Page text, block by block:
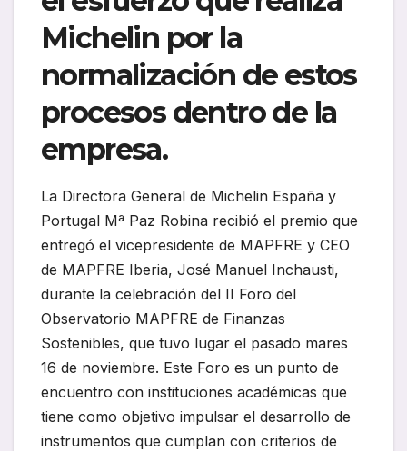
Michelin por la
normalización de estos
procesos dentro de la
empresa.
La Directora General de Michelin España y
Portugal Mª Paz Robina recibió el premio que
entregó el vicepresidente de MAPFRE y CEO
de MAPFRE Iberia, José Manuel Inchausti,
durante la celebración del II Foro del
Observatorio MAPFRE de Finanzas
Sostenibles, que tuvo lugar el pasado mares
16 de noviembre. Este Foro es un punto de
encuentro con instituciones académicas que
tiene como objetivo impulsar el desarrollo de
instrumentos que cumplan con criterios de